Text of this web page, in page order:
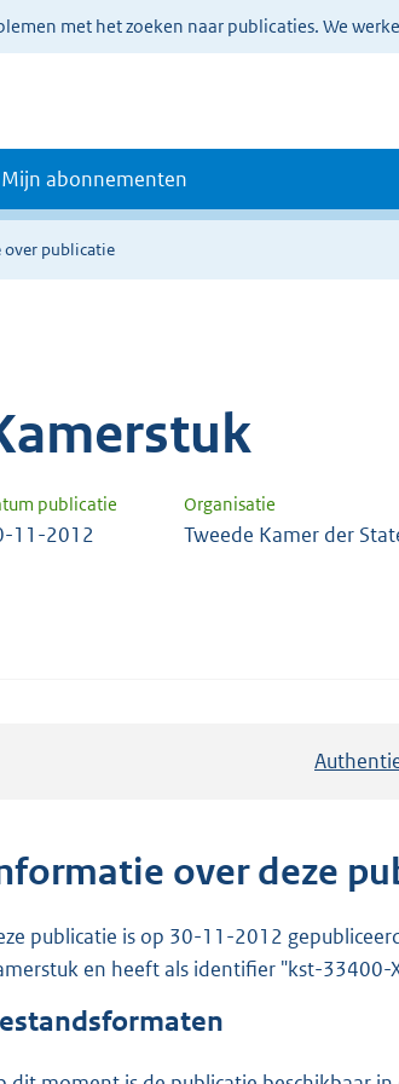
met het zoeken naar publicaties. We
Mijn abonnementen
publicatie
publicatie Organisatie
11-2012 Tweede Kamer der
over deze
publicatie is op 30-11-2012
en heeft als identifier "kst-33400-